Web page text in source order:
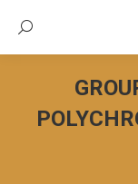
Recherche: